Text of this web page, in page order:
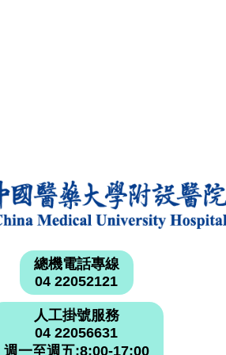
總機電話專線
04 22052121
人工掛號服務
04 22056631
週一至週五:8:00-17:00